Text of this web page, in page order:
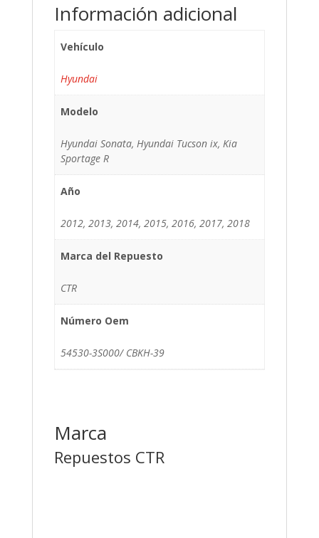
Información adicional
Vehículo
Hyundai
Modelo
Hyundai Sonata, Hyundai Tucson ix, Kia
Sportage R
Año
2012, 2013, 2014, 2015, 2016, 2017, 2018
Marca del Repuesto
CTR
Número Oem
54530-3S000/ CBKH-39
Marca
Repuestos CTR